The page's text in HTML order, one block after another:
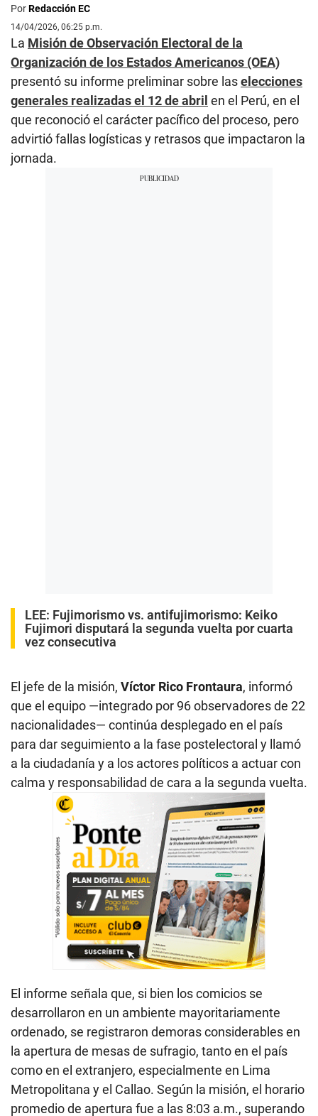
PorRedacción EC
14/04/2026, 06:25 p.m.
La Misión de Observación Electoral de la
Organización de los Estados Americanos (OEA)
presentó su informe preliminar sobre laselecciones
generales realizadas el 12 de abril en el Perú, en el
que reconoció el carácter pacífico del proceso, pero
advirtió fallas logísticas y retrasos que impactaron la
jornada.
LEE: Fujimorismo vs. antifujimorismo: Keiko
Fujimori disputará la segunda vuelta por cuarta
vez consecutiva
El jefe de la misión, Víctor Rico Frontaura, informó
que el equipo —integrado por 96 observadores de 22
nacionalidades— continúa desplegado en el país
para dar seguimiento a la fase postelectoral y llamó
a la ciudadanía y a los actores políticos a actuar con
calma y responsabilidad de cara a la segunda vuelta.
El informe señala que, si bien los comicios se
desarrollaron en un ambiente mayoritariamente
ordenado, se registraron demoras considerables en
la apertura de mesas de sufragio, tanto en el país
como en el extranjero, especialmente en Lima
Metropolitana y el Callao. Según la misión, el horario
promedio de apertura fue a las 8:03 a.m., superando